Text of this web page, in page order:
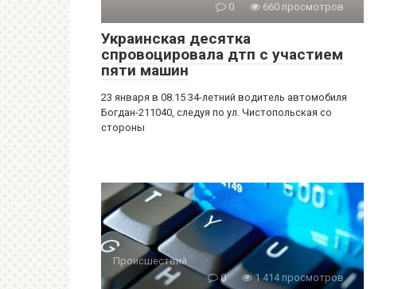
0
660 просмотров
Украинская десятка
спровоцировала дтп с участием
пяти машин
23 января в 08.15 34-летний водитель автомобиля
Богдан-211040, следуя по ул. Чистопольская со
стороны
Происшествия
0
1 414 просмотров